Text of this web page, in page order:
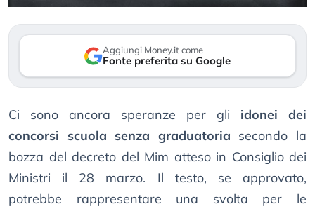
Aggiungi Money.it come
Fonte preferita su Google
Ci sono ancora speranze per gli idonei dei
concorsi scuola senza graduatoria secondo la
bozza del decreto del Mim atteso in Consiglio dei
Ministri il 28 marzo. Il testo, se approvato,
potrebbe rappresentare una svolta per le